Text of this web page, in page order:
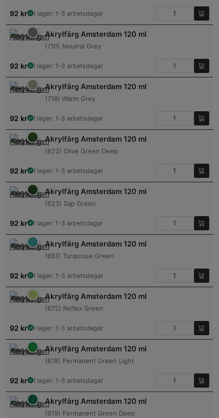
92 kr I lager: 1-3 arbetsdagar
Akrylfärg Amsterdam 120 ml
(710) Neutral Grey
92 kr I lager: 1-3 arbetsdagar
Akrylfärg Amsterdam 120 ml
(718) Warm Grey
92 kr I lager: 1-3 arbetsdagar
Akrylfärg Amsterdam 120 ml
(622) Olive Green Deep
92 kr I lager: 1-3 arbetsdagar
Akrylfärg Amsterdam 120 ml
(623) Sap Green
92 kr I lager: 1-3 arbetsdagar
Akrylfärg Amsterdam 120 ml
(661) Turquoise Green
92 kr I lager: 1-3 arbetsdagar
Akrylfärg Amsterdam 120 ml
(672) Reflex Green
92 kr I lager: 1-3 arbetsdagar
Akrylfärg Amsterdam 120 ml
(618) Permanent Green Light
92 kr I lager: 1-3 arbetsdagar
Akrylfärg Amsterdam 120 ml
(619) Permanent Green Deep